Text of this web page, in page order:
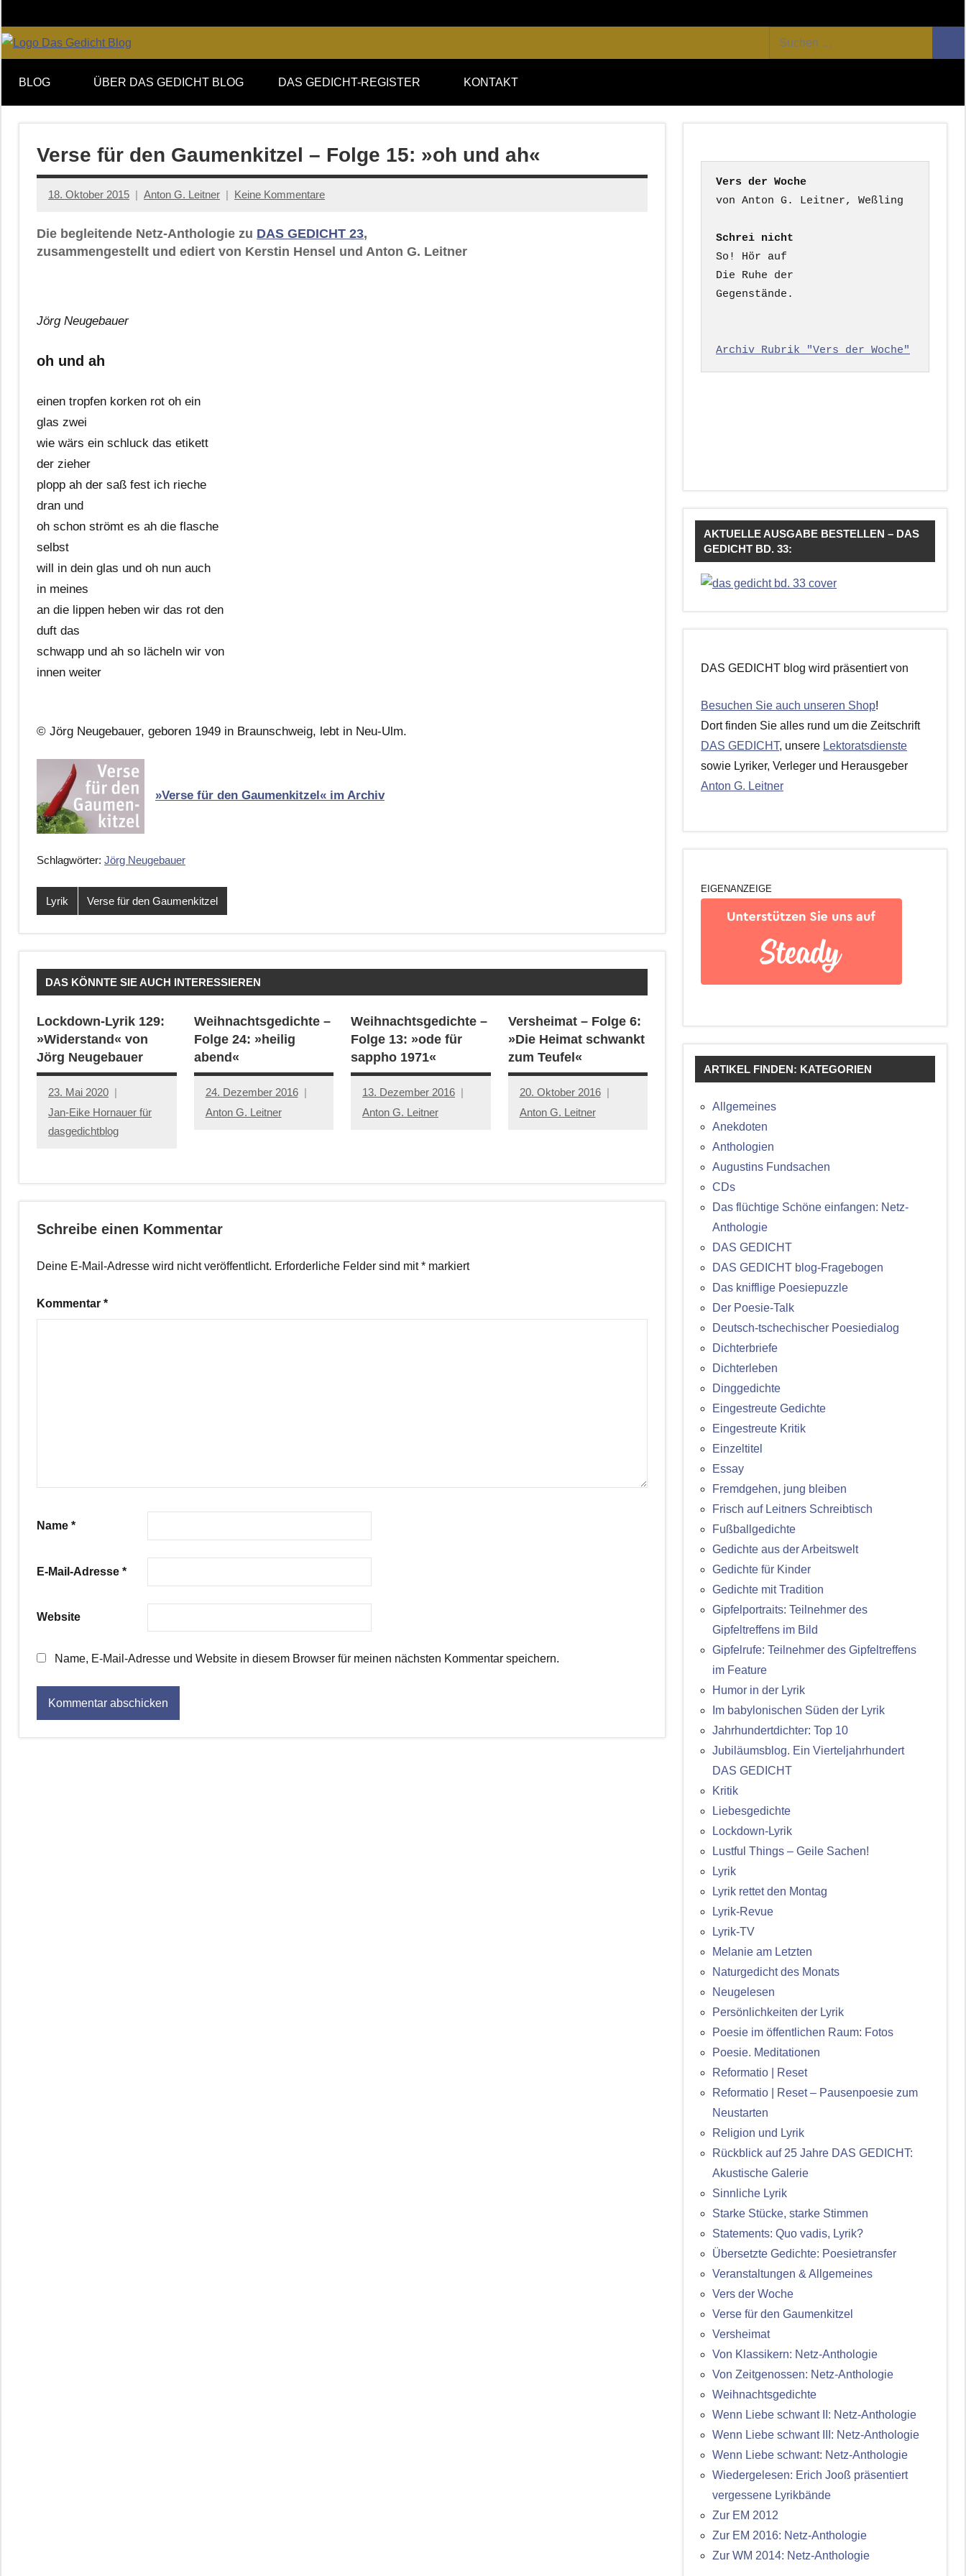
Inhalt
springen
DAS
GEDICHT
blog
von
DAS
GEDICHT.
Zeitschrift
für
Lyrik,
Essay
Kritik
Suchen
nach:
BLOG ÜBER DAS GEDICHT BLOG DAS GEDICHT-REGISTER KONTAKT
Verse für den Gaumenkitzel – Folge 15: »oh und ah«
18. Oktober 2015 Anton G. Leitner Keine Kommentare
Die begleitende Netz-Anthologie zu DAS GEDICHT 23,
zusammengestellt und ediert von Kerstin Hensel und Anton G. Leitner
Jörg Neugebauer
oh und ah
einen tropfen korken rot oh ein
glas zwei
wie wärs ein schluck das etikett
der zieher
plopp ah der saß fest ich rieche
dran und
oh schon strömt es ah die flasche
selbst
will in dein glas und oh nun auch
in meines
an die lippen heben wir das rot den
duft das
schwapp und ah so lächeln wir von
innen weiter
© Jörg Neugebauer, geboren 1949 in Braunschweig, lebt in Neu-Ulm.
»Verse für den Gaumenkitzel« im Archiv
Schlagwörter: Jörg Neugebauer
Lyrik Verse für den Gaumenkitzel
DAS KÖNNTE SIE AUCH INTERESSIEREN
Lockdown-Lyrik 129:
»Widerstand« von
Jörg Neugebauer
23. Mai 2020
Jan-Eike Hornauer für
dasgedichtblog
Weihnachtsgedichte –
Folge 24: »heilig
abend«
24. Dezember 2016
Anton G. Leitner
Weihnachtsgedichte –
Folge 13: »ode für
sappho 1971«
13. Dezember 2016
Anton G. Leitner
Versheimat – Folge 6:
»Die Heimat schwankt
zum Teufel«
20. Oktober 2016
Anton G. Leitner
Schreibe einen Kommentar
Deine E-Mail-Adresse wird nicht veröffentlicht. Erforderliche Felder sind mit* markiert
Kommentar *
Name *
E-Mail-Adresse *
Website
Name, E-Mail-Adresse und Website in diesem Browser für meinen nächsten Kommentar speichern.
Vers der Woche
Schrei nicht
So! Hör auf
Die Ruhe der
Gegenstände.
Archiv Rubrik "Vers der Woche"
AKTUELLE AUSGABE BESTELLEN – DAS
GEDICHT BD. 33:
DAS GEDICHT blog wird präsentiert von
Besuchen Sie auch unseren Shop!
Dort finden Sie alles rund um die Zeitschrift
DAS GEDICHT, unsere Lektoratsdienste
sowie Lyriker, Verleger und Herausgeber
Anton G. Leitner
EIGENANZEIGE
ARTIKEL FINDEN: KATEGORIEN
Allgemeines
Anekdoten
Anthologien
Augustins Fundsachen
CDs
Das flüchtige Schöne einfangen: Netz-
Anthologie
DAS GEDICHT
DAS GEDICHT blog-Fragebogen
Das knifflige Poesiepuzzle
Der Poesie-Talk
Deutsch-tschechischer Poesiedialog
Dichterbriefe
Dichterleben
Dinggedichte
Eingestreute Gedichte
Eingestreute Kritik
Einzeltitel
Essay
Fremdgehen, jung bleiben
Frisch auf Leitners Schreibtisch
Fußballgedichte
Gedichte aus der Arbeitswelt
Gedichte für Kinder
Gedichte mit Tradition
Gipfelportraits: Teilnehmer des
Gipfeltreffens im Bild
Gipfelrufe: Teilnehmer des Gipfeltreffens
im Feature
Humor in der Lyrik
Im babylonischen Süden der Lyrik
Jahrhundertdichter: Top 10
Jubiläumsblog. Ein Vierteljahrhundert
DAS GEDICHT
Kritik
Liebesgedichte
Lockdown-Lyrik
Lustful Things – Geile Sachen!
Lyrik
Lyrik rettet den Montag
Lyrik-Revue
Lyrik-TV
Melanie am Letzten
Naturgedicht des Monats
Neugelesen
Persönlichkeiten der Lyrik
Poesie im öffentlichen Raum: Fotos
Poesie. Meditationen
Reformatio | Reset
Reformatio | Reset – Pausenpoesie zum
Neustarten
Religion und Lyrik
Rückblick auf 25 Jahre DAS GEDICHT:
Akustische Galerie
Sinnliche Lyrik
Starke Stücke, starke Stimmen
Statements: Quo vadis, Lyrik?
Übersetzte Gedichte: Poesietransfer
Veranstaltungen & Allgemeines
Vers der Woche
Verse für den Gaumenkitzel
Versheimat
Von Klassikern: Netz-Anthologie
Von Zeitgenossen: Netz-Anthologie
Weihnachtsgedichte
Wenn Liebe schwant II: Netz-Anthologie
Wenn Liebe schwant III: Netz-Anthologie
Wenn Liebe schwant: Netz-Anthologie
Wiedergelesen: Erich Jooß präsentiert
vergessene Lyrikbände
Zur EM 2012
Zur EM 2016: Netz-Anthologie
Zur WM 2014: Netz-Anthologie